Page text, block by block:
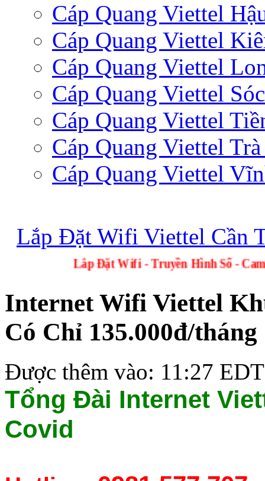
Cáp Quang Viettel
Cáp Quang Viettel
Cáp Quang Viettel
Cáp Quang Viettel
Cáp Quang Viettel
Cáp Quang Viettel
Cáp Quang Viettel
Lắp Đặt Wifi Viettel Cần
Lắp Đặt Wifi - Truyền Hình
Internet Wifi Viettel
Có Chỉ 135.000đ/
Được thêm vào: 11:27
Tổng Đài Internet
Covid